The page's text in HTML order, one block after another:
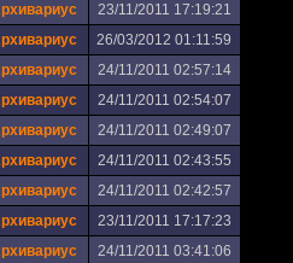
23/11/2011 17:19:21
26/03/2012 01:11:59
24/11/2011 02:57:14
24/11/2011 02:54:07
24/11/2011 02:49:07
24/11/2011 02:43:55
24/11/2011 02:42:57
23/11/2011 17:17:23
24/11/2011 03:41:06